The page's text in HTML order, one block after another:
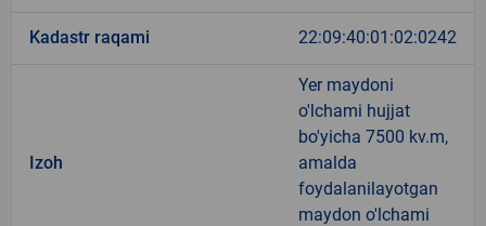
Kadastr raqami 22:09:40:01:02:0242
Izoh
Yer maydoni
o'lchami hujjat
bo'yicha 7500 kv.m,
amalda
foydalanilayotgan
maydon o'lchami